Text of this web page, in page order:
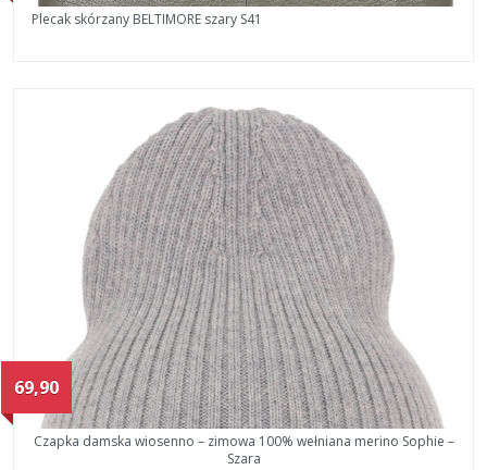
Plecak skórzany BELTIMORE szary S41
69,90
Czapka damska wiosenno – zimowa 100% wełniana merino Sophie –
Szara